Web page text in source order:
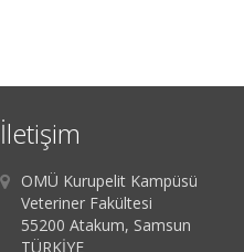
İletişim
OMÜ Kurupelit Kampüsü
Veteriner Fakültesi
55200 Atakum, Samsun
TÜRKİYE